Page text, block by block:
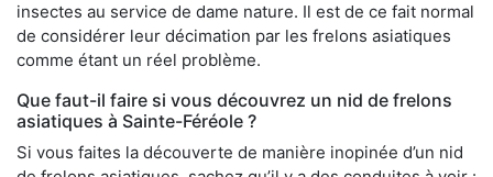
insectes au service de dame nature. Il est de ce fait normal
de considérer leur décimation par les frelons asiatiques
comme étant un réel problème.
Que faut-il faire si vous découvrez un nid de frelons
asiatiques à Sainte-Féréole ?
Si vous faites la découverte de manière inopinée d’un nid